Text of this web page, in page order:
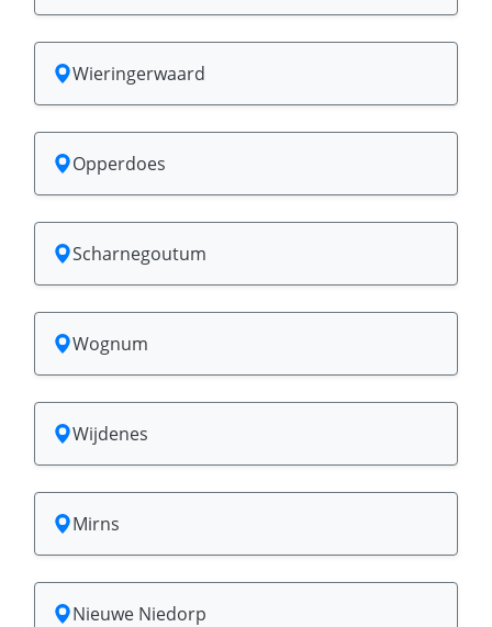
Wieringerwaard
Opperdoes
Scharnegoutum
Wognum
Wijdenes
Mirns
Nieuwe Niedorp